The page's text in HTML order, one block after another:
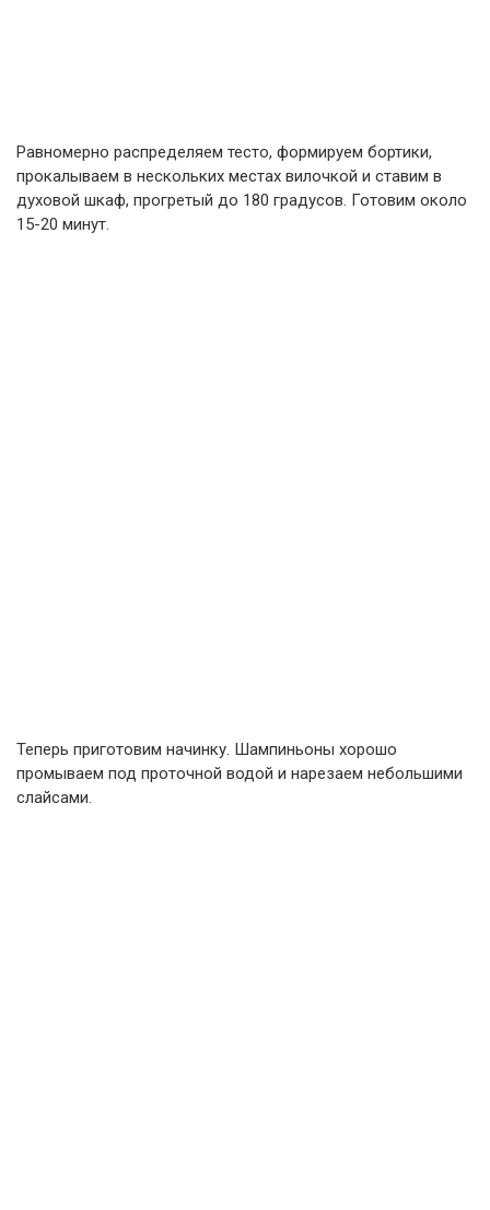
Равномерно распределяем тесто, формируем бортики,
прокалываем в нескольких местах вилочкой и ставим в
духовой шкаф, прогретый до 180 градусов. Готовим около
15-20 минут.
Теперь приготовим начинку. Шампиньоны хорошо
промываем под проточной водой и нарезаем небольшими
слайсами.